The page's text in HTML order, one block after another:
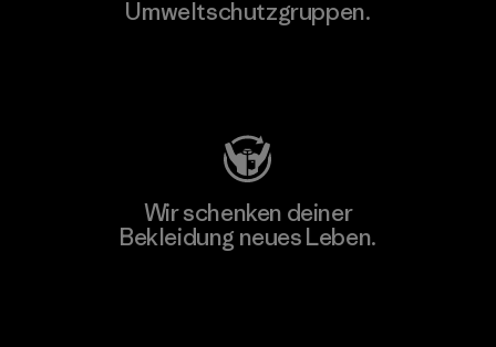
Umweltschutzgruppen.
Wir schenken deiner
Bekleidung neues Leben.